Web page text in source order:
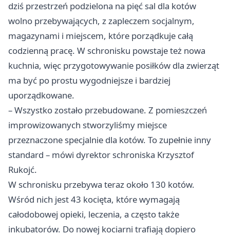
dziś przestrzeń podzielona na pięć sal dla kotów
wolno przebywających, z zapleczem socjalnym,
magazynami i miejscem, które porządkuje całą
codzienną pracę. W schronisku powstaje też nowa
kuchnia, więc przygotowywanie posiłków dla zwierząt
ma być po prostu wygodniejsze i bardziej
uporządkowane.
– Wszystko zostało przebudowane. Z pomieszczeń
improwizowanych stworzyliśmy miejsce
przeznaczone specjalnie dla kotów. To zupełnie inny
standard – mówi dyrektor schroniska Krzysztof
Rukojć.
W schronisku przebywa teraz około 130 kotów.
Wśród nich jest 43 kocięta, które wymagają
całodobowej opieki, leczenia, a często także
inkubatorów. Do nowej kociarni trafiają dopiero